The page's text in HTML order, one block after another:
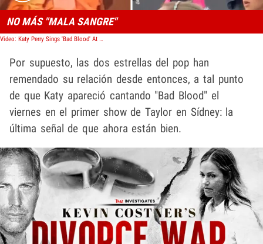
NO MÁS "MALA SANGRE"
Video: Katy Perry Sings 'Bad Blood' At Taylor Swift's Sydney Show, Old Feud Dead
Por supuesto, las dos estrellas del pop han
remendado su relación desde entonces, a tal punto
de que Katy apareció cantando "Bad Blood" el
viernes en el primer show de Taylor en Sídney: la
última señal de que ahora están bien.
Play video content